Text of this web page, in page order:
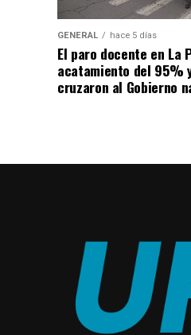
GENERAL hace 5 días
El paro docente en La
acatamiento del 95%
cruzaron al Gobierno